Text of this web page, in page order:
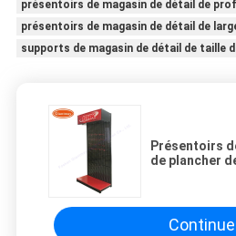
présentoirs de magasin de détail de
présentoirs de magasin de détail de
supports de magasin de détail de taille
Présentoirs
de plancher